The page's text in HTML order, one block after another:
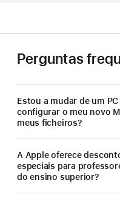
Perguntas
Estou a mudar de um
configurar o meu novo
meus ficheiros?
A Apple oferece
especiais para
do ensino superior?